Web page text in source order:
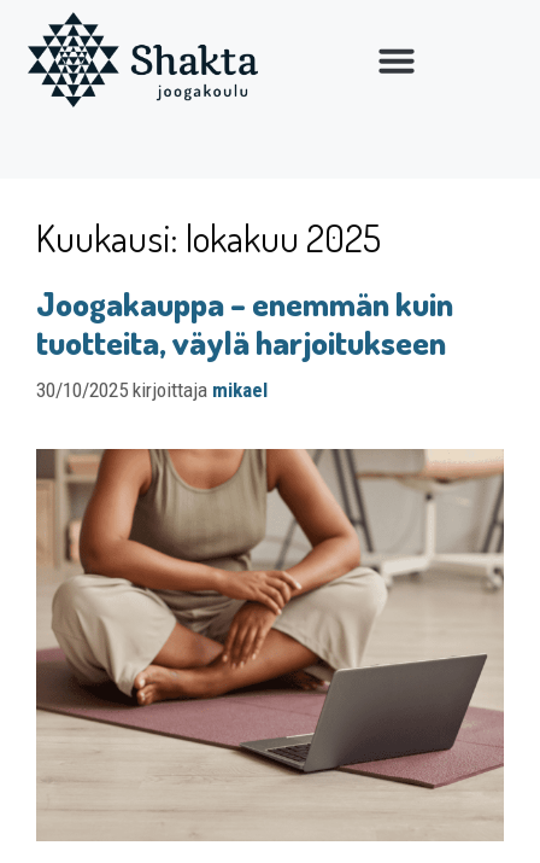
Kuukausi: lokakuu 2025
Joogakauppa – enemmän kuin
tuotteita, väylä harjoitukseen
30/10/2025 kirjoittaja mikael